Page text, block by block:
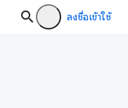
ลงชื่อเข้าใช้